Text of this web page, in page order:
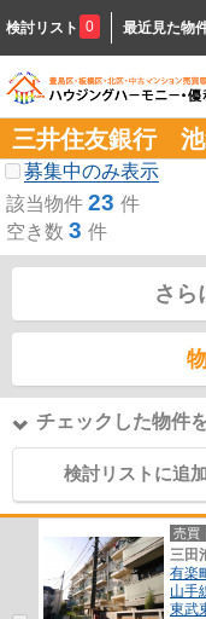
検討リスト 0 最近見た物
三井住友銀行 池
募集中のみ表示
該当物件 23 件
空き数 3 件
さら
チェックした物件
検討リストに追加
売買
三田
有楽
山手
東武